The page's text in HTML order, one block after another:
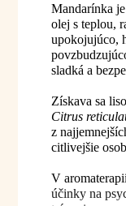
Mandarínka
olej s teplou,
upokojujúco,
sladká a
Získava sa
Citrus
z
citlivejšie
V
účinky na